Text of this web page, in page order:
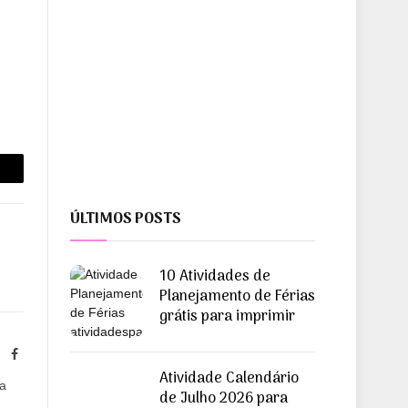
Facebook
ÚLTIMOS POSTS
10 Atividades de
Planejamento de Férias
grátis para imprimir
Atividade Calendário
de Julho 2026 para